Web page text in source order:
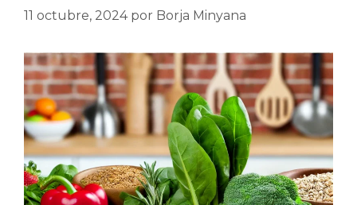
11 octubre, 2024 por Borja Minyana